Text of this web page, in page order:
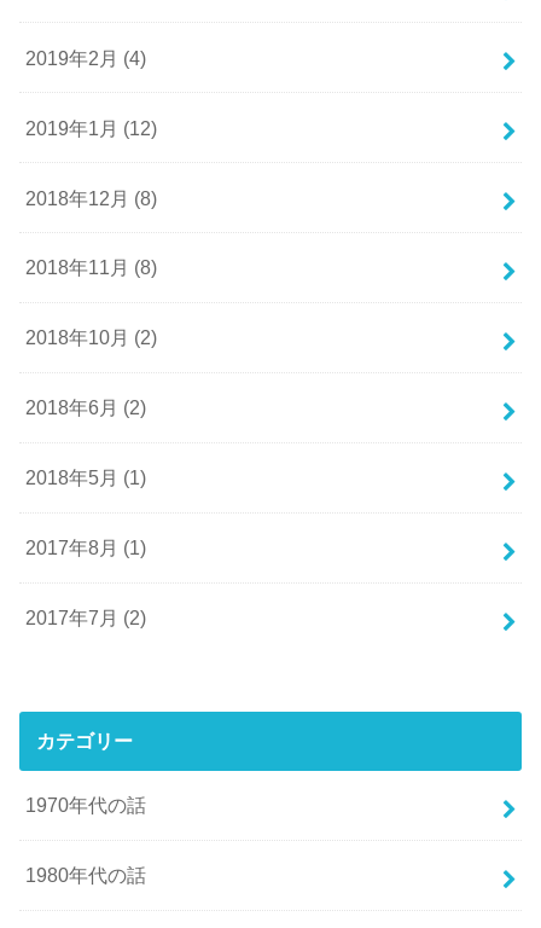
2019年2月 (4)
2019年1月 (12)
2018年12月 (8)
2018年11月 (8)
2018年10月 (2)
2018年6月 (2)
2018年5月 (1)
2017年8月 (1)
2017年7月 (2)
カテゴリー
1970年代の話
1980年代の話